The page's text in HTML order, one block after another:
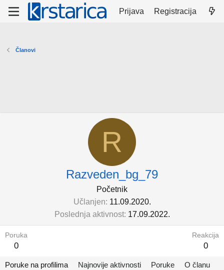
Prijava Registracija
Članovi
R
Razveden_bg_79
Početnik
Učlanjen 11.09.2020.
Poslednja aktivnost 17.09.2022.
Poruka
0
Reakcija
0
Poruke na profilima Najnovije aktivnosti Poruke O članu